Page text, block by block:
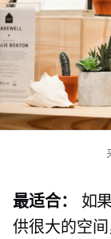
最适合：
如
供很大的空